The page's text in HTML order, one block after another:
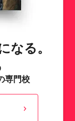
なる。
専門校